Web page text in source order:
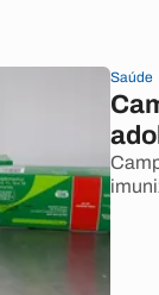
Saúde